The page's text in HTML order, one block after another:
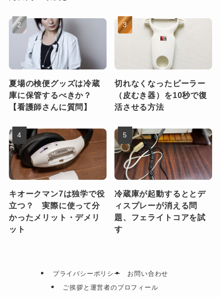
夏場の検便グッズは冷蔵
庫に保管するべきか？
【看護師さんに質問】
切れなくなったピーラー
（皮むき器）を10秒で復
活させる方法
キオークマン7は独学で役
立つ？ 実際に使って分
かったメリット・デメリ
ット
冷蔵庫が起動するととデ
ィスプレーが消える問
題、フェライトコアを試
す
プライバシーポリシー
お問い合わせ
ご挨拶と運営者のプロフィール